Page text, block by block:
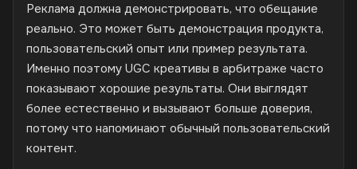
Реклама должна демонстрировать, что обещание
реально. Это может быть демонстрация продукта,
пользовательский опыт или пример результата.
Именно поэтому UGC креативы в арбитраже часто
показывают хорошие результаты. Они выглядят
более естественно и вызывают больше доверия,
потому что напоминают обычный пользовательский
контент.